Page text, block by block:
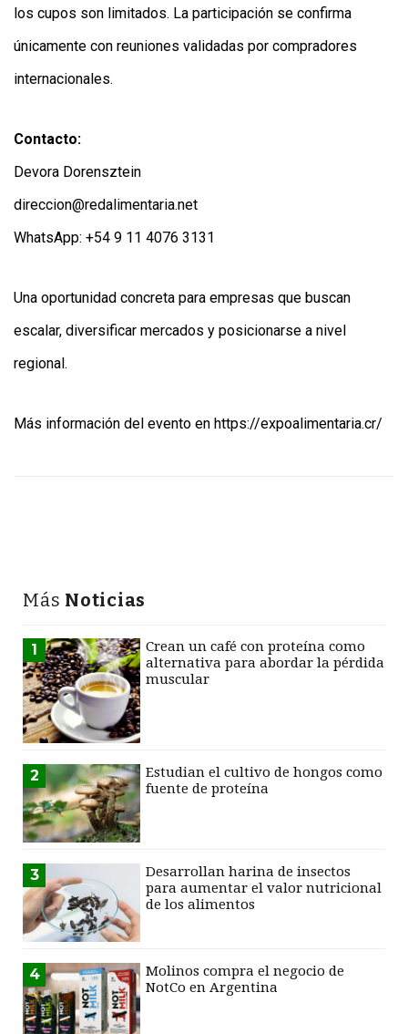
los cupos son limitados. La participación se confirma
únicamente con reuniones validadas por compradores
internacionales.
Contacto:
Devora Dorensztein
direccion@redalimentaria.net
WhatsApp: +54 9 11 4076 3131
Una oportunidad concreta para empresas que buscan
escalar, diversificar mercados y posicionarse a nivel
regional.
Más información del evento en https://expoalimentaria.cr/
Más Noticias
1
Crean un café con proteína como
alternativa para abordar la pérdida
muscular
2
Estudian el cultivo de hongos como
fuente de proteína
3
Desarrollan harina de insectos
para aumentar el valor nutricional
de los alimentos
4
Molinos compra el negocio de
NotCo en Argentina